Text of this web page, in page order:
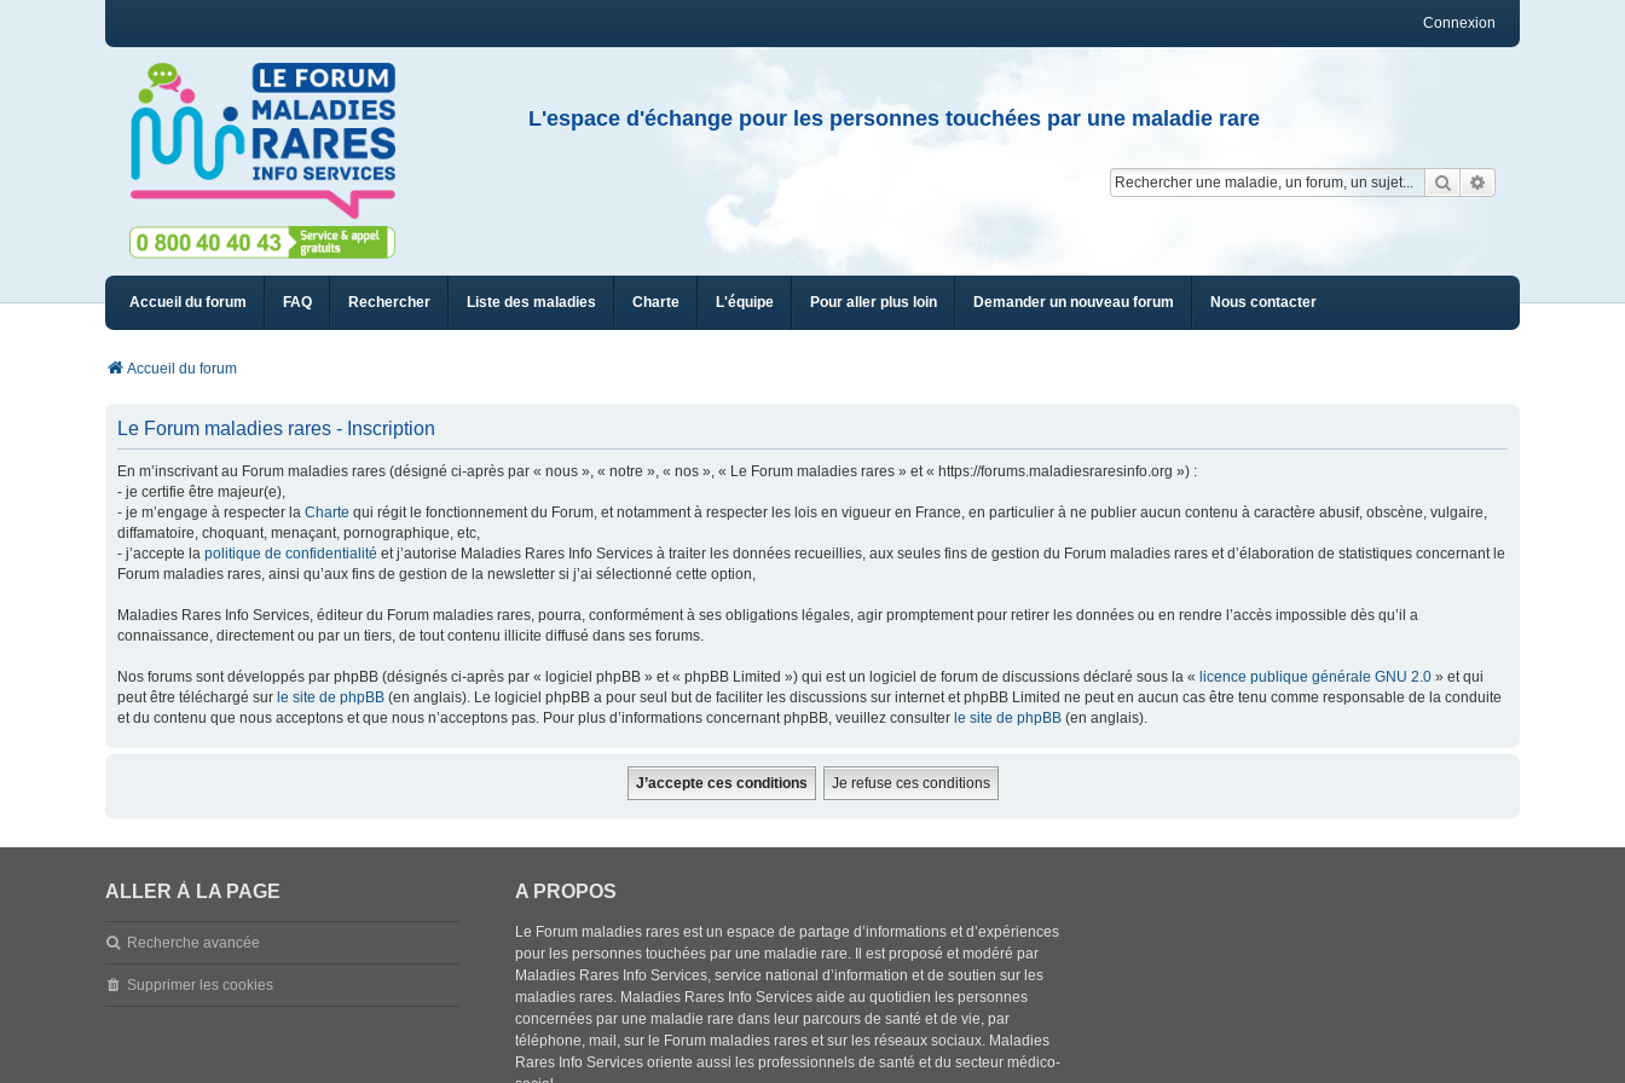
Connexion
L'espace d'échange pour les personnes touchées par une maladie rare
Rechercher
Accueil du forum FAQ Rechercher Liste des maladies Charte L'équipe Pour aller plus loin Demander un nouveau forum Nous contacter
Accueil du forum
Le Forum maladies rares - Inscription
En m’inscrivant au Forum maladies rares (désigné ci-après par « nous », « notre », « nos », « Le Forum maladies rares » et « https://forums.maladiesraresinfo.org ») :
- je certifie être majeur(e),
- je m’engage à respecter la Charte qui régit le fonctionnement du Forum, et notamment à respecter les lois en vigueur en France, en particulier à ne publier aucun contenu à caractère abusif, obscène, vulgaire,
diffamatoire, choquant, menaçant, pornographique, etc,
- j’accepte la politique de confidentialité et j’autorise Maladies Rares Info Services à traiter les données recueillies, aux seules fins de gestion du Forum maladies rares et d’élaboration de statistiques concernant le
Forum maladies rares, ainsi qu’aux fins de gestion de la newsletter si j’ai sélectionné cette option,
Maladies Rares Info Services, éditeur du Forum maladies rares, pourra, conformément à ses obligations légales, agir promptement pour retirer les données ou en rendre l’accès impossible dès qu’il a
connaissance, directement ou par un tiers, de tout contenu illicite diffusé dans ses forums.
Nos forums sont développés par phpBB (désignés ci-après par « logiciel phpBB » et « phpBB Limited ») qui est un logiciel de forum de discussions déclaré sous la « licence publique générale GNU 2.0 » et qui
peut être téléchargé sur le site de phpBB (en anglais). Le logiciel phpBB a pour seul but de faciliter les discussions sur internet et phpBB Limited ne peut en aucun cas être tenu comme responsable de la conduite
et du contenu que nous acceptons et que nous n’acceptons pas. Pour plus d’informations concernant phpBB, veuillez consulter le site de phpBB (en anglais).
ALLER À LA PAGE
Recherche avancée
Supprimer les cookies
A PROPOS
Le Forum maladies rares est un espace de partage d’informations et d’expériences
pour les personnes touchées par une maladie rare. Il est proposé et modéré par
Maladies Rares Info Services, service national d’information et de soutien sur les
maladies rares. Maladies Rares Info Services aide au quotidien les personnes
concernées par une maladie rare dans leur parcours de santé et de vie, par
téléphone, mail, sur le Forum maladies rares et sur les réseaux sociaux. Maladies
Rares Info Services oriente aussi les professionnels de santé et du secteur médico-